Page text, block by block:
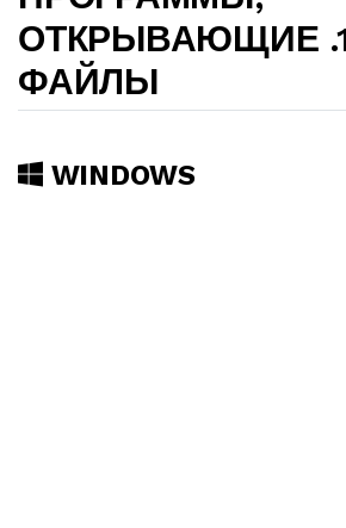
ОТКРЫВАЮЩИЕ
ФАЙЛЫ
WINDOWS